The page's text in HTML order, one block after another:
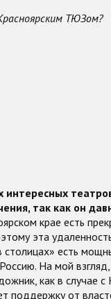
ТЮЗом?
так как он
крае есть
эта
столицах» есть
На мой
как в случае
поддержку от